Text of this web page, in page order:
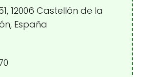
12006 Castellón de la
España